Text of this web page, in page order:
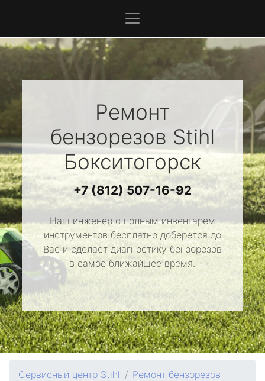
Ремонт
бензорезов Stihl
Бокситогорск
+7 (812) 507-16-92
Наш инженер с полным инвентарем
инструментов бесплатно доберется до
Вас и сделает диагностику бензорезов
в самое ближайшее время.
Сервисный центр Stihl
Ремонт бензорезов